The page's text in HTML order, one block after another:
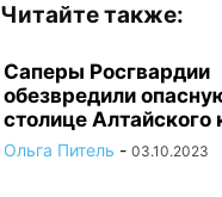
Читайте также:
Саперы Росгвардии
обезвредили
столице Алтайского
Ольга Питель - 03.10.2023